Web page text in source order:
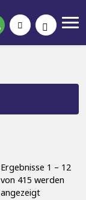
Ergebnisse 1 – 12
von 415 werden
angezeigt